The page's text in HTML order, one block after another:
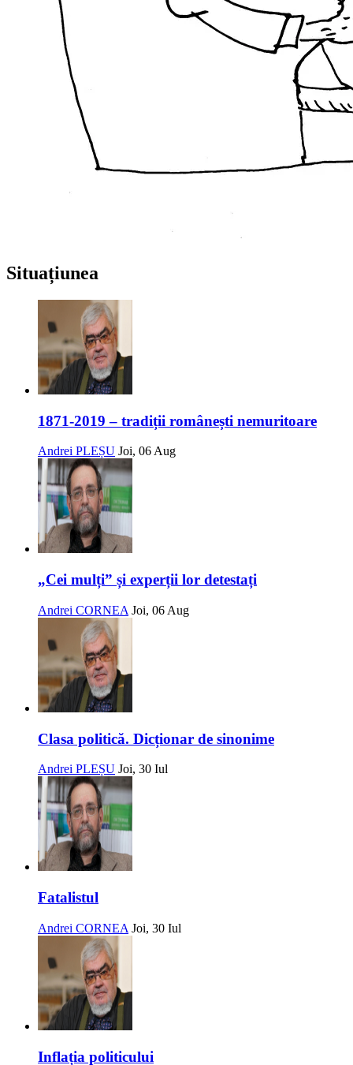
Situațiunea
1871-2019 – tradiții românești nemuritoare
Andrei PLEȘU Joi, 06 Aug
„Cei mulți” și experții lor detestați
Andrei CORNEA Joi, 06 Aug
Clasa politică. Dicționar de sinonime
Andrei PLEȘU Joi, 30 Iul
Fatalistul
Andrei CORNEA Joi, 30 Iul
Inflația politicului